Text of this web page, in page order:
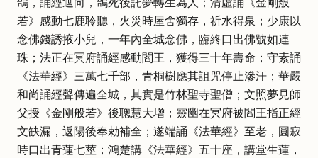
若》感動七鹿聆聽，火災時屋舍獨存，祈水得泉；少康以
念佛錢誘掖小兒，一年內全城念佛，臨終口出佛號如連
珠；法正在冥府誦經感動閻王，獲得三十年壽命；守素誦
《法華經》三萬七千部，青桐樹應其詛咒停止滲汗；華嚴
和尚誦經聲傳遍全城，其實是竹林聖寺聖僧；文照夢見師
父授《金剛般若》後聰慧大增；靈幽在冥府被閻王指正經
文缺漏，返陽後奉勅補全；遂端誦《法華經》至老，圓寂
時口出青蓮七莖；鴻楚講《法華經》五十座，講堂生蓮，